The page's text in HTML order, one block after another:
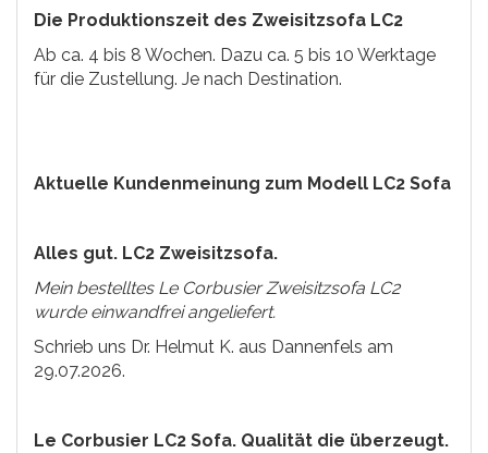
Die Produktionszeit des Zweisitzsofa LC2
Ab ca. 4 bis 8 Wochen. Dazu ca. 5 bis 10 Werktage
für die Zustellung. Je nach Destination.
Aktuelle Kundenmeinung zum Modell LC2 Sofa
Alles gut. LC2 Zweisitzsofa.
Mein bestelltes Le Corbusier Zweisitzsofa LC2
wurde einwandfrei angeliefert.
Schrieb uns Dr. Helmut K. aus Dannenfels am
29.07.2026.
Le Corbusier LC2 Sofa. Qualität die überzeugt.